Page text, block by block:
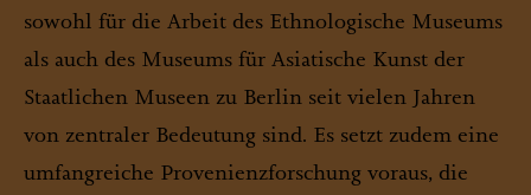
sowohl für die Arbeit des Ethnologische Museums
als auch des Museums für Asiatische Kunst der
Staatlichen Museen zu Berlin seit vielen Jahren
von zentraler Bedeutung sind. Es setzt zudem eine
umfangreiche Provenienzforschung voraus, die